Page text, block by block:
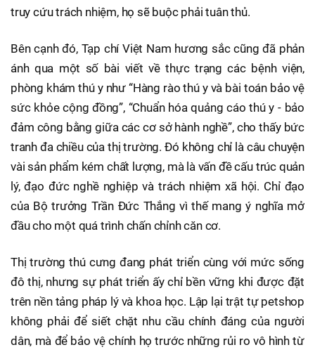
truy cứu trách nhiệm, họ sẽ buộc phải tuân thủ.
Bên cạnh đó, Tạp chí Việt Nam hương sắc cũng đã phản
ánh qua một số bài viết về thực trạng các bệnh viện,
phòng khám thú y như “Hàng rào thú y và bài toán bảo vệ
sức khỏe cộng đồng”, “Chuẩn hóa quảng cáo thú y - bảo
đảm công bằng giữa các cơ sở hành nghề”, cho thấy bức
tranh đa chiều của thị trường. Đó không chỉ là câu chuyện
vài sản phẩm kém chất lượng, mà là vấn đề cấu trúc quản
lý, đạo đức nghề nghiệp và trách nhiệm xã hội. Chỉ đạo
của Bộ trưởng Trần Đức Thắng vì thế mang ý nghĩa mở
đầu cho một quá trình chấn chỉnh căn cơ.
Thị trường thú cưng đang phát triển cùng với mức sống
đô thị, nhưng sự phát triển ấy chỉ bền vững khi được đặt
trên nền tảng pháp lý và khoa học. Lập lại trật tự petshop
không phải để siết chặt nhu cầu chính đáng của người
dân, mà để bảo vệ chính họ trước những rủi ro vô hình từ